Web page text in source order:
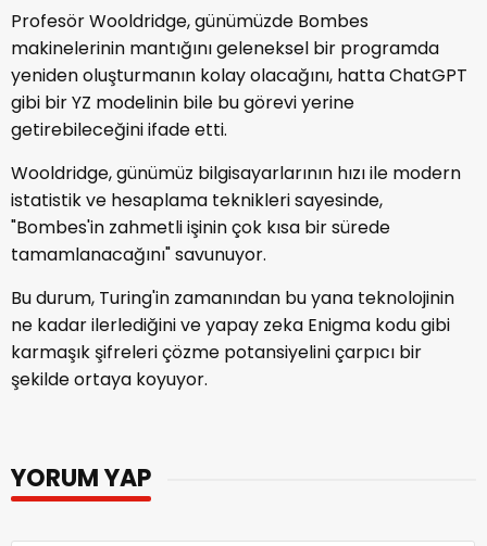
Profesör Wooldridge, günümüzde Bombes
makinelerinin mantığını geleneksel bir programda
yeniden oluşturmanın kolay olacağını, hatta ChatGPT
gibi bir YZ modelinin bile bu görevi yerine
getirebileceğini ifade etti.
Wooldridge, günümüz bilgisayarlarının hızı ile modern
istatistik ve hesaplama teknikleri sayesinde,
"Bombes'in zahmetli işinin çok kısa bir sürede
tamamlanacağını" savunuyor.
Bu durum, Turing'in zamanından bu yana teknolojinin
ne kadar ilerlediğini ve yapay zeka Enigma kodu gibi
karmaşık şifreleri çözme potansiyelini çarpıcı bir
şekilde ortaya koyuyor.
YORUM YAP